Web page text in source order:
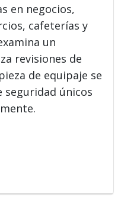
en negocios,
cafeterías y
un
revisiones de
de equipaje se
seguridad únicos